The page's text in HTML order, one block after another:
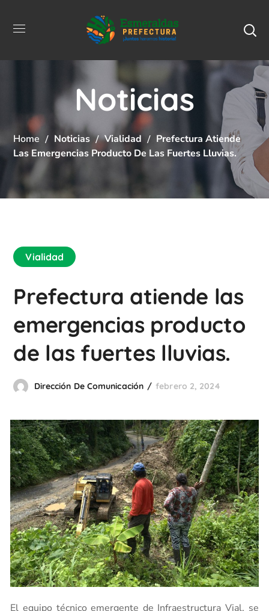
Noticias
Home Noticias Vialidad
Prefectura Atiende
Las Emergencias Producto De Las Fuertes Lluvias.
Vialidad
Prefectura atiende las
emergencias producto
de las fuertes lluvias.
Dirección De Comunicación febrero 2, 2024
El equipo técnico emergente de Infraestructura Vial, se